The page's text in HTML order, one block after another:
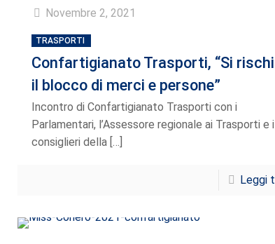
Novembre 2, 2021
TRASPORTI
Confartigianato Trasporti, “Si
il blocco di merci e persone”
Incontro di Confartigianato Trasporti con i
Parlamentari, l’Assessore regionale ai Trasporti e i
consiglieri della […]
Leggi